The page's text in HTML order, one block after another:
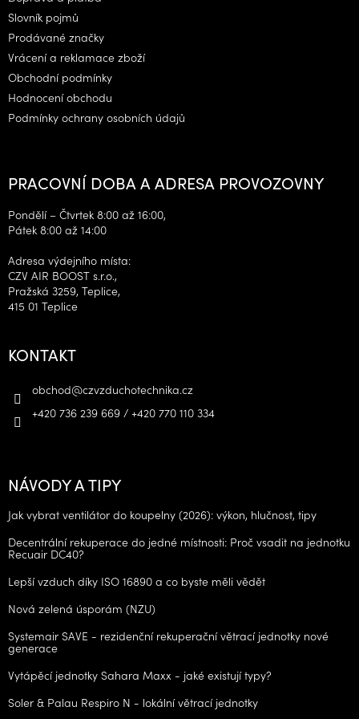
Slovník pojmů
Prodávané značky
Vrácení a reklamace zboží
Obchodní podmínky
Hodnocení obchodu
Podmínky ochrany osobních údajů
PRACOVNÍ DOBA A ADRESA PROVOZOVNY
Pondělí – Čtvrtek 8:00 až 16:00,
Pátek 8:00 až 14:00
Adresa výdejního místa:
CZV AIR BOOST s.r.o.,
Pražská 3259, Teplice,
415 01 Teplice
KONTAKT
obchod@czvzduchotechnika.cz
+420 736 239 669 / +420 770 110 334
NÁVODY A TIPY
Jak vybrat ventilátor do koupelny (2026): výkon, hlučnost, tipy
Decentrální rekuperace do jedné místnosti: Proč vsadit na jednotku
Recuair DC40?
Lepší vzduch díky ISO 16890 a co byste měli vědět
Nová zelená úsporám (NZU)
Systemair SAVE - rezidenční rekuperační větrací jednotky nové
generace
Vytápěcí jednotky Sahara Maxx - jaké existují typy?
Soler & Palau Respiro N - lokální větrací jednotky